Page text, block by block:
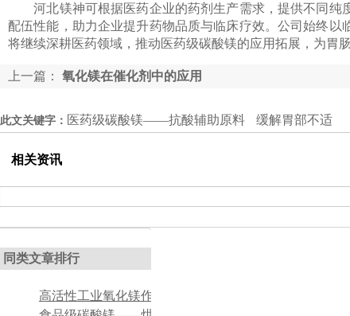
河北镁神可根据医药企业的药剂生产需求，提供不同纯
配伍性能，助力企业提升药物品质与临床疗效。公司始终
将继续深耕医药领域，推动医药级碳酸镁的应用拓展，为胃
上一篇： 氧化镁在催化剂中的应用
此文关键字： 医药级碳酸镁——抗酸辅助原料 缓解胃部不适
相关资讯
同类文章排行